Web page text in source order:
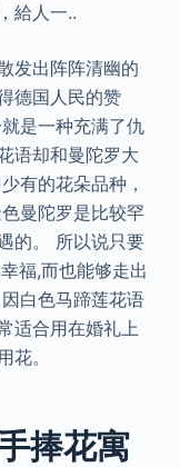
給人一..
发出阵阵清幽的
德国人民的赞
是一种充满了仇
语却和曼陀罗大
有的花朵品种，
曼陀罗是比较罕
的。 所以说只要
福,而也能够走出
白色马蹄莲花语
适合用在婚礼上
花。
捧花寓